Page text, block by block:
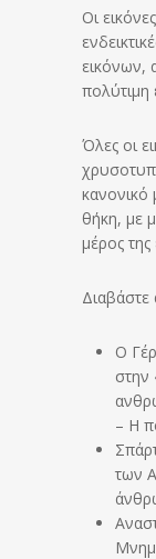
Οι
εικόνων,
πολύτιμη
Όλες οι
κανονικό
θήκη, με
μέρος της
Διαβάστε
Ο
στην
– Η
των